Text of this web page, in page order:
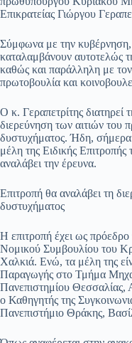
pp
m
Επικρατείας Γιώργου
Σύμφωνα με την κυβέρνηση,
καταλαμβάνουν αυτοτελώς
καθώς και παράλληλη με
πρωτοβουλία και
Ο κ. Γεραπετρίτης διατηρεί
διερεύνηση των αιτιών του
δυστυχήματος. Ήδη,
μέλη της Ειδικής
αναλάβει την έρευνα.
Επιτροπή θα αναλάβει τη
δυστυχήματος
Η επιτροπή έχει ως
Νομικού Συμβουλίου του
Χαλκιά. Ενώ, τα μέλη της
Παραγωγής στο Τμήμα
Πανεπιστημίου Θεσσαλίας,
ο Καθηγητής της
Πανεπιστήμιο Θράκης,